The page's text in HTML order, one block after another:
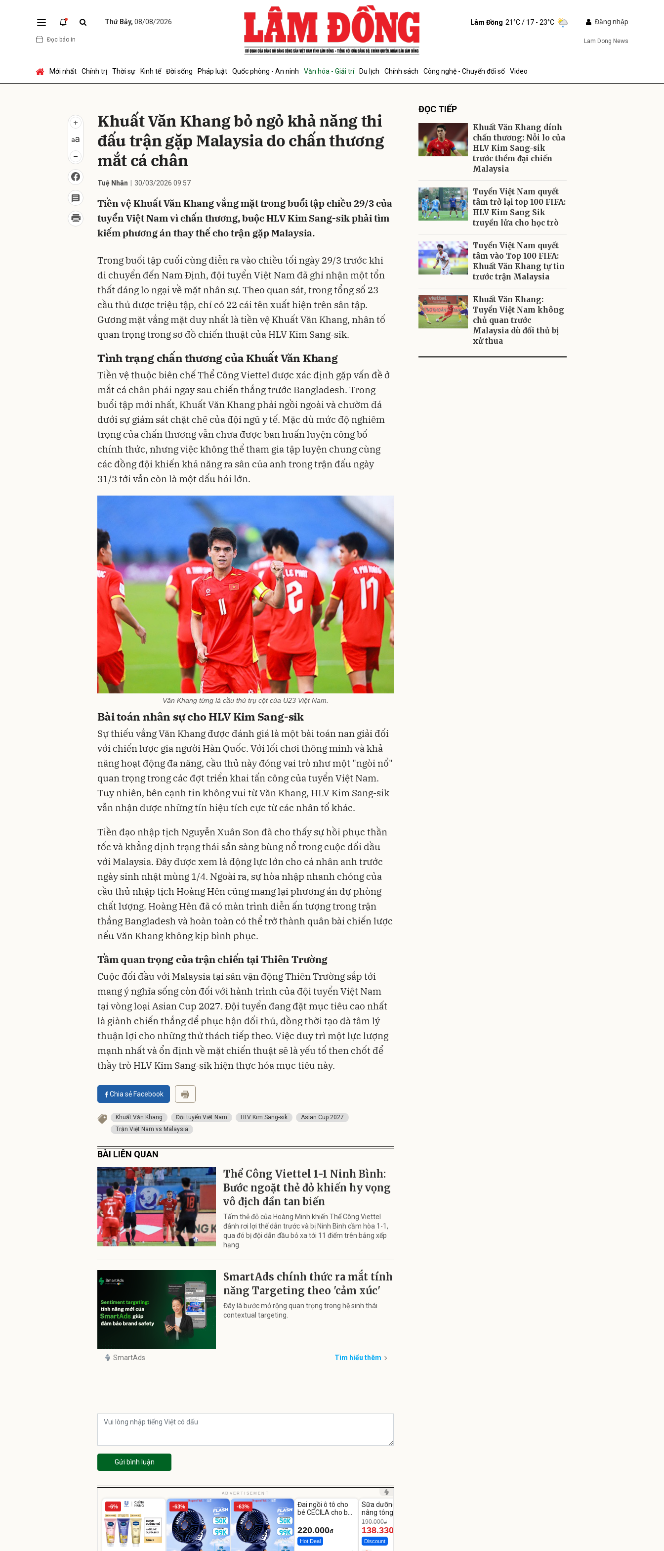
Thứ Bảy, 08/08/2026
Đọc báo in
Lâm Đồng 21°C/ 17 - 23°C Đăng nhập
Lam Dong News
Mới nhất Chính trị Thời sự Kinh tế Đời sống Pháp luật Quốc phòng - An ninh Văn hóa - Giải trí Du lịch Chính sách Công nghệ - Chuyển đổi số Video
Khuất Văn Khang bỏ ngỏ khả năng thi
đấu trận gặp Malaysia do chấn thương
mắt cá chân
Tuệ Nhân 30/03/2026 09:57
Tiền vệ Khuất Văn Khang vắng mặt trong buổi tập chiều 29/3 của
tuyển Việt Nam vì chấn thương, buộc HLV Kim Sang-sik phải tìm
kiếm phương án thay thế cho trận gặp Malaysia.
Trong buổi tập cuối cùng diễn ra vào chiều tối ngày 29/3 trước khi
di chuyển đến Nam Định, đội tuyển Việt Nam đã ghi nhận một tổn
thất đáng lo ngại về mặt nhân sự. Theo quan sát, trong tổng số 23
cầu thủ được triệu tập, chỉ có 22 cái tên xuất hiện trên sân tập.
Gương mặt vắng mặt duy nhất là tiền vệ Khuất Văn Khang, nhân tố
quan trọng trong sơ đồ chiến thuật của HLV Kim Sang-sik.
Tình trạng chấn thương của Khuất Văn Khang
Tiền vệ thuộc biên chế Thể Công Viettel được xác định gặp vấn đề ở
mắt cá chân phải ngay sau chiến thắng trước Bangladesh. Trong
buổi tập mới nhất, Khuất Văn Khang phải ngồi ngoài và chườm đá
dưới sự giám sát chặt chẽ của đội ngũ y tế. Mặc dù mức độ nghiêm
trọng của chấn thương vẫn chưa được ban huấn luyện công bố
chính thức, nhưng việc không thể tham gia tập luyện chung cùng
các đồng đội khiến khả năng ra sân của anh trong trận đấu ngày
31/3 tới vẫn còn là một dấu hỏi lớn.
Văn Khang từng là cầu thủ trụ cột của U23 Việt Nam.
Bài toán nhân sự cho HLV Kim Sang-sik
Sự thiếu vắng Văn Khang được đánh giá là một bài toán nan giải đối
với chiến lược gia người Hàn Quốc. Với lối chơi thông minh và khả
năng hoạt động đa năng, cầu thủ này đóng vai trò như một "ngòi nổ"
quan trọng trong các đợt triển khai tấn công của tuyển Việt Nam.
Tuy nhiên, bên cạnh tin không vui từ Văn Khang, HLV Kim Sang-sik
vẫn nhận được những tín hiệu tích cực từ các nhân tố khác.
Tiền đạo nhập tịch Nguyễn Xuân Son đã cho thấy sự hồi phục thần
tốc và khẳng định trạng thái sẵn sàng bùng nổ trong cuộc đối đầu
với Malaysia. Đây được xem là động lực lớn cho cá nhân anh trước
ngày sinh nhật mùng 1/4. Ngoài ra, sự hòa nhập nhanh chóng của
cầu thủ nhập tịch Hoàng Hên cũng mang lại phương án dự phòng
chất lượng. Hoàng Hên đã có màn trình diễn ấn tượng trong trận
thắng Bangladesh và hoàn toàn có thể trở thành quân bài chiến lược
nếu Văn Khang không kịp bình phục.
Tầm quan trọng của trận chiến tại Thiên Trường
Cuộc đối đầu với Malaysia tại sân vận động Thiên Trường sắp tới
mang ý nghĩa sống còn đối với hành trình của đội tuyển Việt Nam
tại vòng loại Asian Cup 2027. Đội tuyển đang đặt mục tiêu cao nhất
là giành chiến thắng để phục hận đối thủ, đồng thời tạo đà tâm lý
thuận lợi cho những thử thách tiếp theo. Việc duy trì một lực lượng
mạnh nhất và ổn định về mặt chiến thuật sẽ là yếu tố then chốt để
thầy trò HLV Kim Sang-sik hiện thực hóa mục tiêu này.
Chia sẻ Facebook
Khuất Văn Khang Đội tuyển Việt Nam HLV Kim Sang-sik
Asian Cup 2027
Trận Việt Nam vs Malaysia
BÀI LIÊN QUAN
Thể Công Viettel 1-1 Ninh Bình:
Bước ngoặt thẻ đỏ khiến hy vọng
vô địch dần tan biến
Tấm thẻ đỏ của Hoàng Minh khiến Thể Công Viettel
đánh rơi lợi thế dẫn trước và bị Ninh Bình cầm hòa 1-1,
qua đó bị đội dẫn đầu bỏ xa tới 11 điểm trên bảng xếp
hạng.
SmartAds chính thức ra mắt tính
năng Targeting theo 'cảm xúc'
Đây là bước mở rộng quan trọng trong hệ sinh thái
contextual targeting.
SmartAds Tìm hiểu thêm
Gửi bình luận
ADVERTISEMENT
-6% -63% -63%
Đai ngồi ô tô cho
bé CECILA cho bé
220.000đ
Hot Deal
-27%
Unmute
Sữa dưỡng thể
nâng tông tức thì
Vaseline Body
190.000đ
138.330
Discount
ĐỌC TIẾP
Khuất Văn Khang dính
chấn thương: Nỗi lo của
HLV Kim Sang-sik
trước thềm đại chiến
Malaysia
Tuyển Việt Nam quyết
tâm trở lại top 100 FIFA:
HLV Kim Sang Sik
truyền lửa cho học trò
Tuyển Việt Nam quyết
tâm vào Top 100 FIFA:
Khuất Văn Khang tự tin
trước trận Malaysia
Khuất Văn Khang:
Tuyển Việt Nam không
chủ quan trước
Malaysia dù đối thủ bị
xử thua
Gửi bình luận